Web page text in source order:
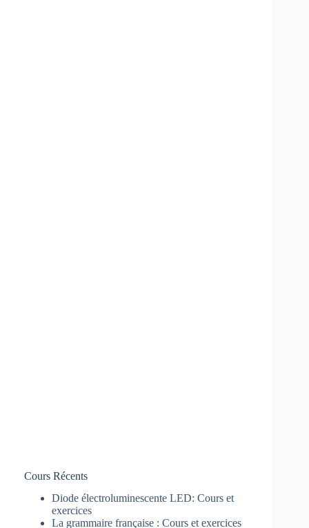
Cours Récents
Diode électroluminescente LED: Cours et
exercices
La grammaire française : Cours et exercices